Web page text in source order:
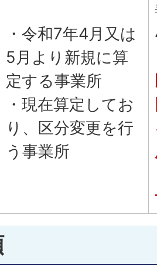
・令和7年4月又は
5月より新規に算
定する事業所
・現在算定してお
り、区分変更を行
う事業所